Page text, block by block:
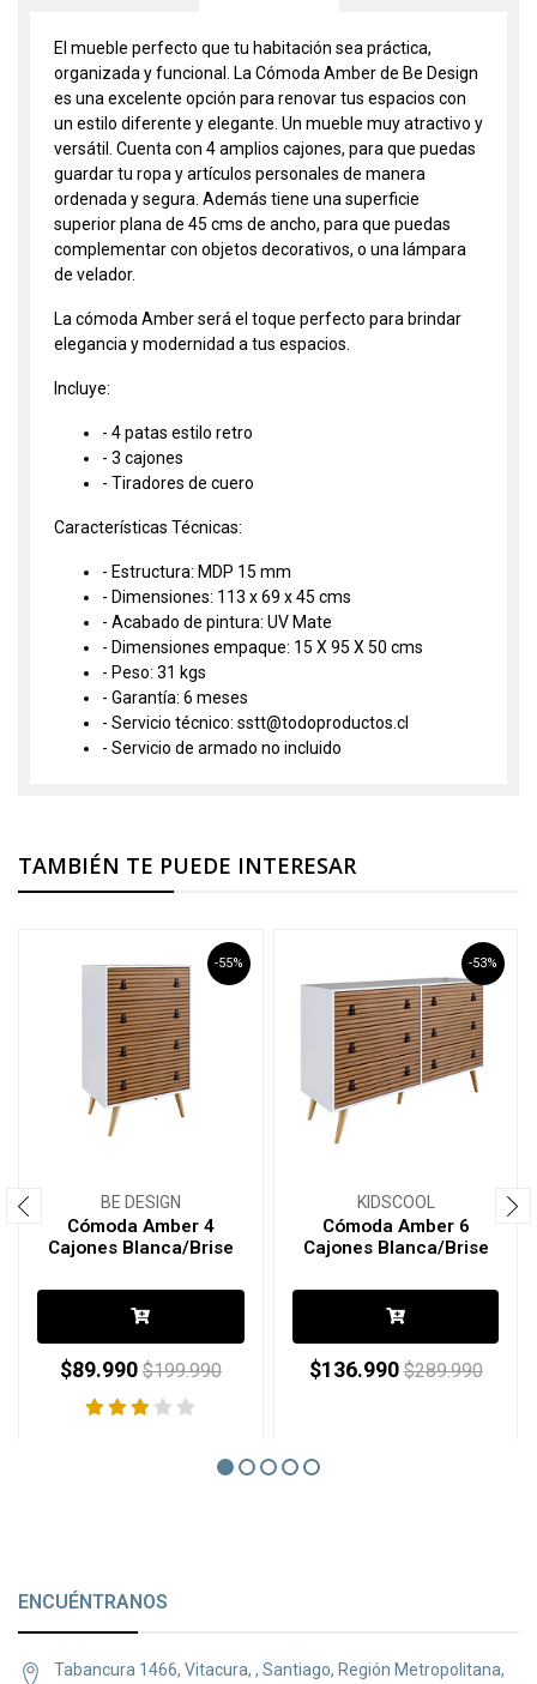
El mueble perfecto que tu habitación sea práctica,
organizada y funcional. La Cómoda Amber de Be Design
es una excelente opción para renovar tus espacios con
un estilo diferente y elegante. Un mueble muy atractivo y
versátil. Cuenta con 4 amplios cajones, para que puedas
guardar tu ropa y artículos personales de manera
ordenada y segura. Además tiene una superficie
superior plana de 45 cms de ancho, para que puedas
complementar con objetos decorativos, o una lámpara
de velador.
La cómoda Amber será el toque perfecto para brindar
elegancia y modernidad a tus espacios.
Incluye:
- 4 patas estilo retro
- 3 cajones
- Tiradores de cuero
Características Técnicas:
- Estructura: MDP 15 mm
- Dimensiones: 113 x 69 x 45 cms
- Acabado de pintura: UV Mate
- Dimensiones empaque: 15 X 95 X 50 cms
- Peso: 31 kgs
- Garantía: 6 meses
- Servicio técnico: sstt@todoproductos.cl
- Servicio de armado no incluido
TAMBIÉN TE PUEDE INTERESAR
-55%
BE DESIGN
Cómoda Amber 4
Cajones Blanca/Brise
$89.990 $199.990
-53%
KIDSCOOL
Cómoda Amber 6
Cajones Blanca/Brise
$136.990 $289.990
ENCUÉNTRANOS
Tabancura 1466, Vitacura, , Santiago, Región Metropolitana,